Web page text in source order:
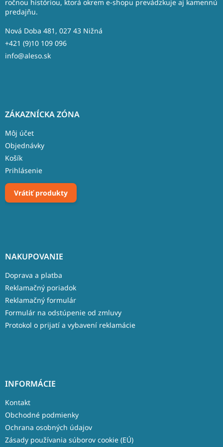
ročnou históriou, ktorá okrem e-shopu prevádzkuje aj kamennú
predajňu.
Nová Doba 481, 027 43 Nižná
+421 (9)10 109 096
info@aleso.sk
ZÁKAZNÍCKA ZÓNA
Môj účet
Objednávky
Košík
Prihlásenie
Vrátiť produkty
NAKUPOVANIE
Doprava a platba
Reklamačný poriadok
Reklamačný formulár
Formulár na odstúpenie od zmluvy
Protokol o prijatí a vybavení reklamácie
INFORMÁCIE
Kontakt
Obchodné podmienky
Ochrana osobných údajov
Zásady používania súborov cookie (EÚ)